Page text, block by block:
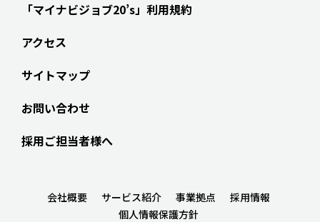
「マイナビジョブ20’s」利用規約
アクセス
サイトマップ
お問い合わせ
採用ご担当者様へ
会社概要 サービス紹介 事業拠点
採用情報
個人情報保護方針